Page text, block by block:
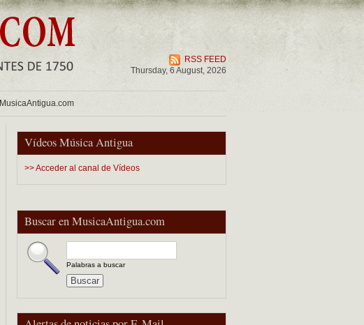
RSS FEED
Thursday, 6 August, 2026
MusicaAntigua.com
Vídeos Música Antigua
>> Acceder al canal de Vídeos
Buscar en MusicaAntigua.com
Palabras a buscar